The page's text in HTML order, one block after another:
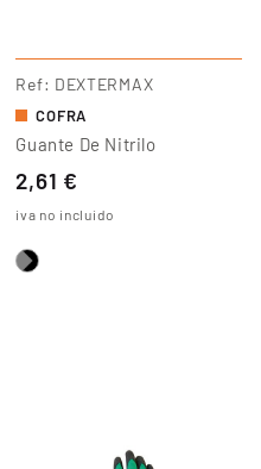
Ref DEXTERMAX
COFRA
Guante De Nitrilo
2,61 €
iva no incluido